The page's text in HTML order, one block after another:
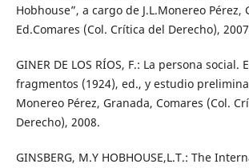
Hobhouse”, a cargo de J.L.Monereo Pérez,
Ed.Comares (Col. Crítica del Derecho),
GINER DE LOS RÍOS, F.: La persona social.
fragmentos (1924), ed., y estudio
Monereo Pérez, Granada, Comares (Col.
Derecho), 2008.
GINSBERG, M.Y HOBHOUSE,L.T.: The